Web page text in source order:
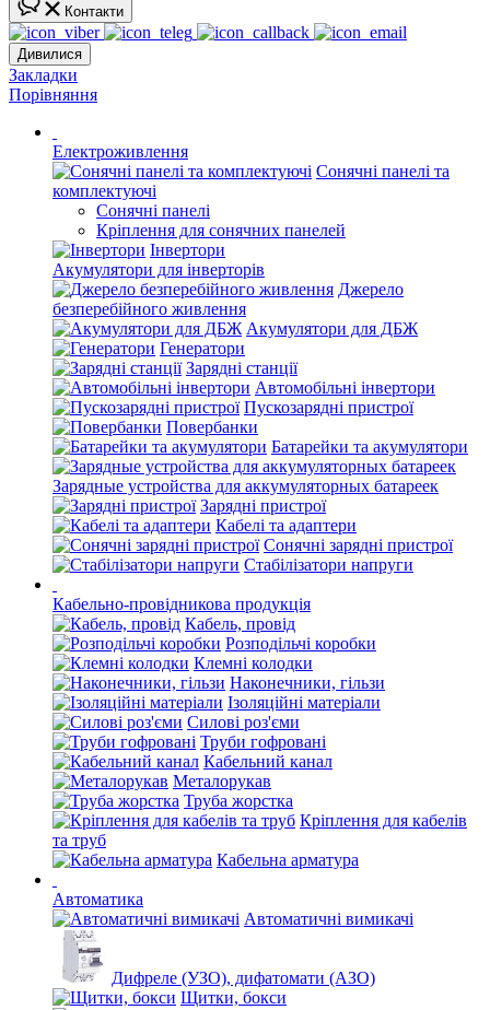
Контакти
Дивилися
Закладки
Порівняння
Електроживлення
Сонячні панелі та
комплектуючі
Сонячні панелі
Кріплення для сонячних панелей
Інвертори
Акумулятори для інверторів
Джерело
безперебійного живлення
Акумулятори для ДБЖ
Генератори
Зарядні станції
Автомобільні інвертори
Пускозарядні пристрої
Повербанки
Батарейки та акумулятори
Зарядные устройства для аккумуляторных батареек
Зарядні пристрої
Кабелі та адаптери
Сонячні зарядні пристрої
Стабілізатори напруги
Кабельно-провідникова продукція
Кабель, провід
Розподільчі коробки
Клемні колодки
Наконечники, гільзи
Ізоляційні матеріали
Силові роз'єми
Труби гофровані
Кабельний канал
Металорукав
Труба жорстка
Кріплення для кабелів
та труб
Кабельна арматура
Автоматика
Автоматичні вимикачі
Дифреле (УЗО), дифатомати (АЗО)
Щитки, бокси